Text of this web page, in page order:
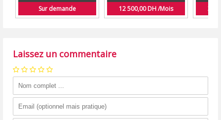
Sur demande
12 500,00 DH /Mois
30
Laissez un commentaire